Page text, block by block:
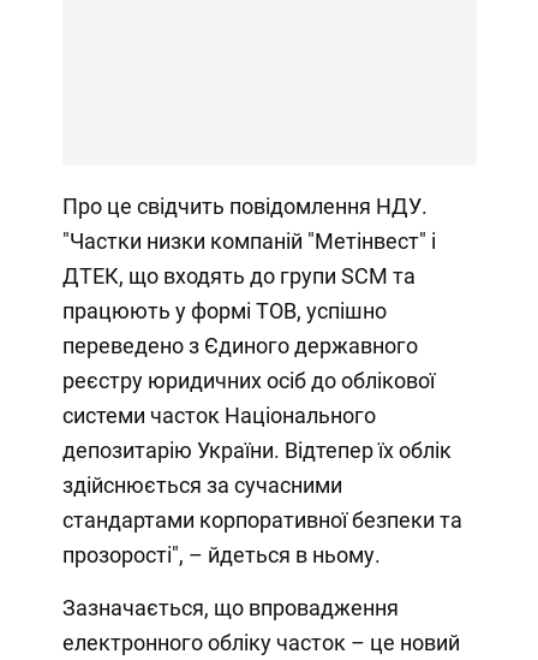
Про це свідчить повідомлення НДУ.
"Частки низки компаній "Метінвест" і
ДТЕК, що входять до групи SCM та
працюють у формі ТОВ, успішно
переведено з Єдиного державного
реєстру юридичних осіб до облікової
системи часток Національного
депозитарію України. Відтепер їх облік
здійснюється за сучасними
стандартами корпоративної безпеки та
прозорості", – йдеться в ньому.
Зазначається, що впровадження
електронного обліку часток – це новий